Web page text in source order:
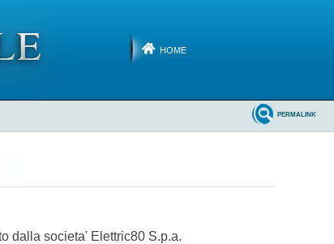
HOME
PERMALINK
dalla societa' Elettric80 S.p.a.